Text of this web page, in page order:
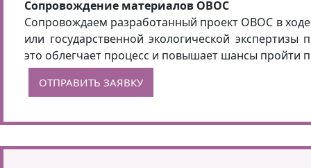
Сопровождение материалов ОВОС
Сопровождаем разработанный проект ОВОС в
или государственной экологической экспертизы
это облегчает процесс и повышает шансы пройти
ОТПРАВИТЬ ЗАЯВКУ